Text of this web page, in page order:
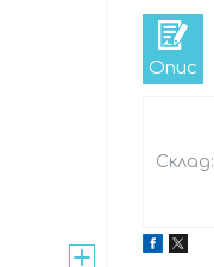
Опис
Склад: